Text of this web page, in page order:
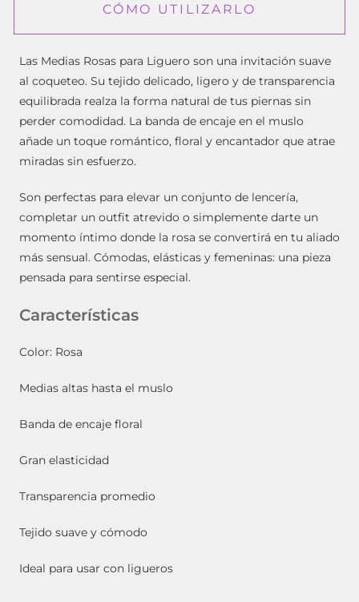
CÓMO UTILIZARLO
Las Medias Rosas para Liguero son una invitación suave
al coqueteo. Su tejido delicado, ligero y de transparencia
equilibrada realza la forma natural de tus piernas sin
perder comodidad. La banda de encaje en el muslo
añade un toque romántico, floral y encantador que atrae
miradas sin esfuerzo.
Son perfectas para elevar un conjunto de lencería,
completar un outfit atrevido o simplemente darte un
momento íntimo donde la rosa se convertirá en tu aliado
más sensual. Cómodas, elásticas y femeninas: una pieza
pensada para sentirse especial.
Características
Color: Rosa
Medias altas hasta el muslo
Banda de encaje floral
Gran elasticidad
Transparencia promedio
Tejido suave y cómodo
Ideal para usar con ligueros